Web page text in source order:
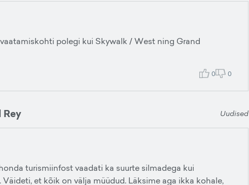
polegi kui Skywalk / West ning Grand
0 0
Uudised
turismiinfost vaadati ka suurte silmadega kui
et kõik on välja müüdud. Läksime aga ikka kohale,